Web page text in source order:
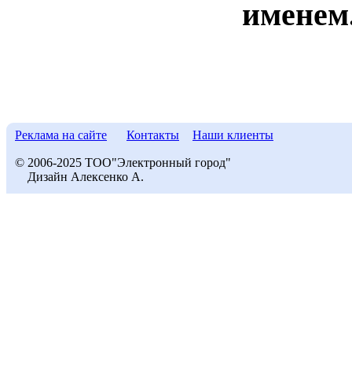
Реклама на сайте Контакты Наши клиенты
© 2006-2025 ТОО"Электронный город"
Дизайн Алексенко А.